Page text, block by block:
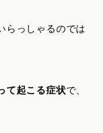
らっしゃるのでは
て起こる症状で、